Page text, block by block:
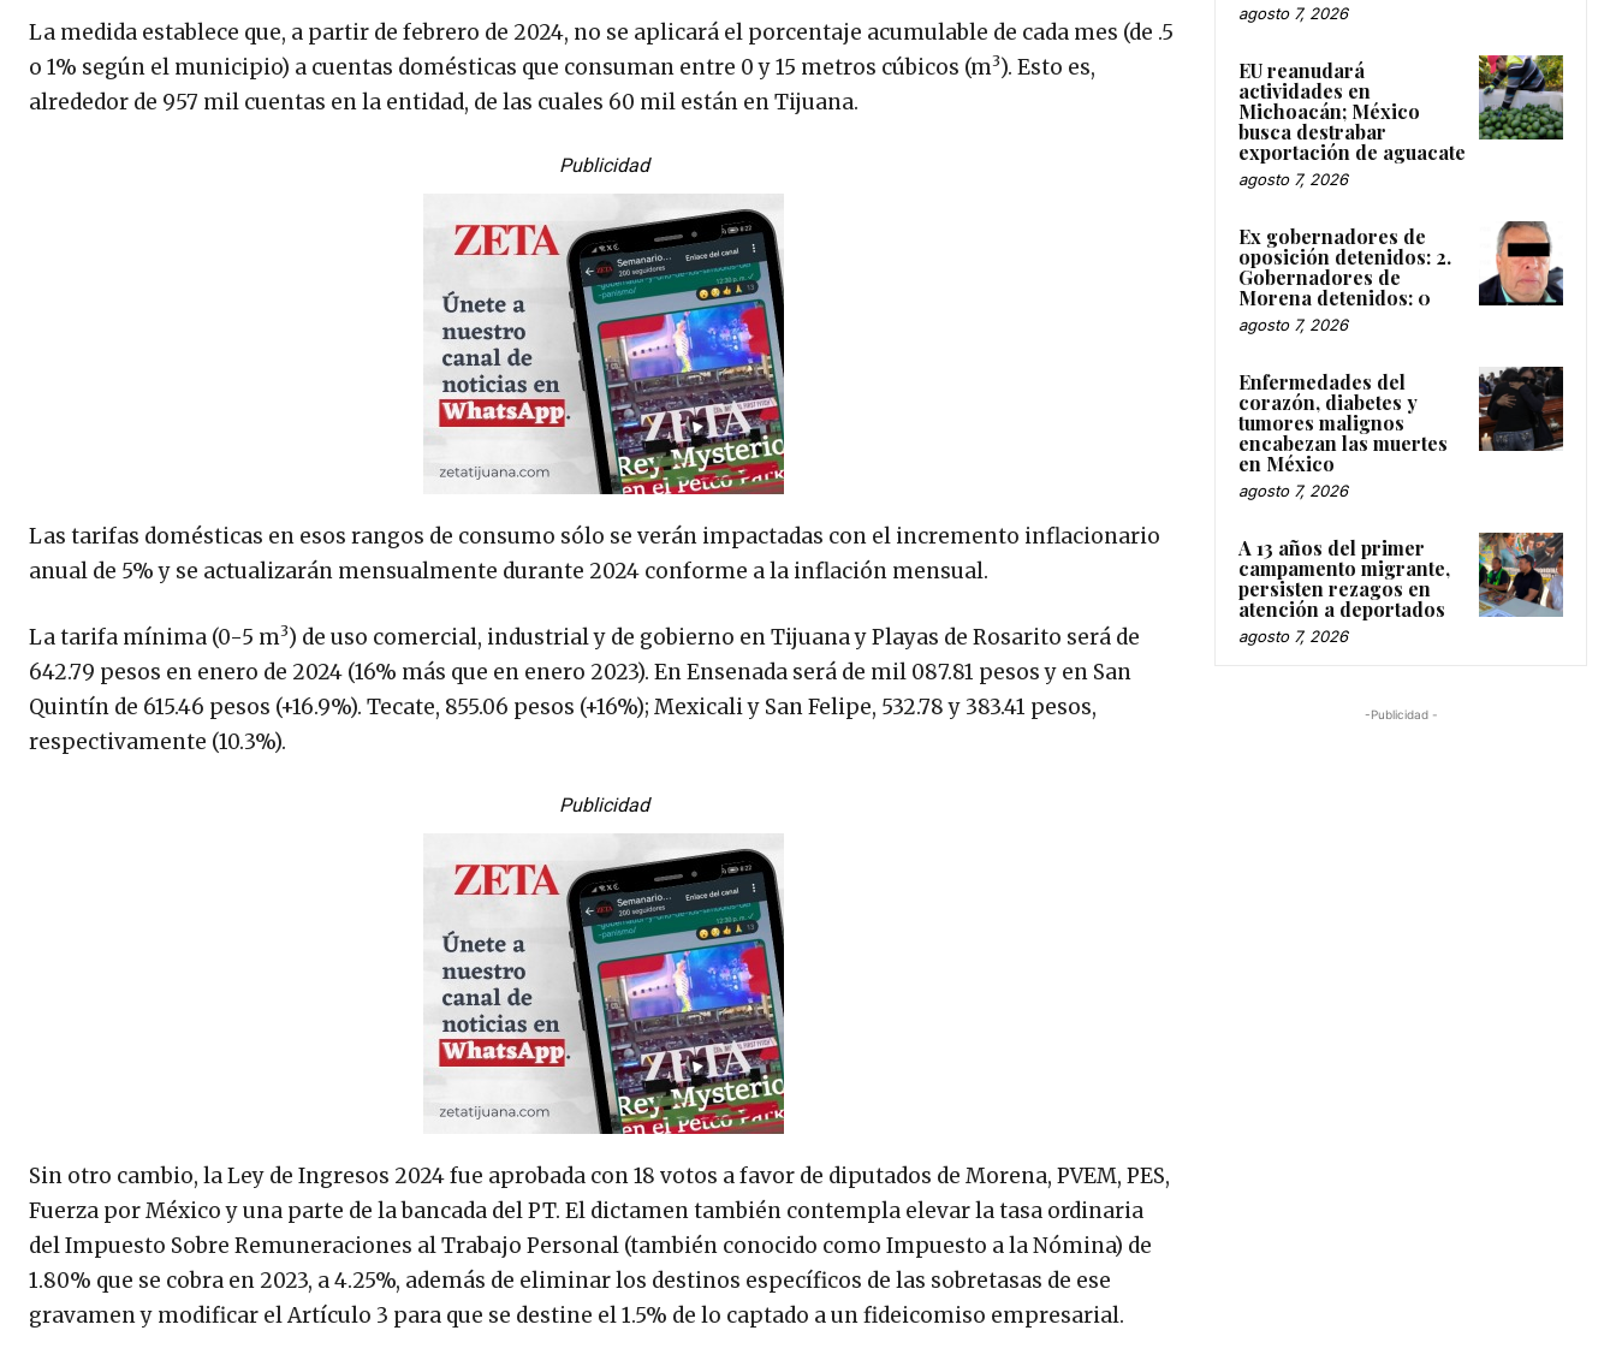
La medida establece que, a partir de febrero de 2024, no se aplicará el porcentaje acumulable de cada mes (de .5
o 1% según el municipio) a cuentas domésticas que consuman entre 0 y 15 metros cúbicos (m3). Esto es,
alrededor de 957 mil cuentas en la entidad, de las cuales 60 mil están en Tijuana.
Publicidad
Las tarifas domésticas en esos rangos de consumo sólo se verán impactadas con el incremento inflacionario
anual de 5% y se actualizarán mensualmente durante 2024 conforme a la inflación mensual.
La tarifa mínima (0-5 m3) de uso comercial, industrial y de gobierno en Tijuana y Playas de Rosarito será de
642.79 pesos en enero de 2024 (16% más que en enero 2023). En Ensenada será de mil 087.81 pesos y en San
Quintín de 615.46 pesos (+16.9%). Tecate, 855.06 pesos (+16%); Mexicali y San Felipe, 532.78 y 383.41 pesos,
respectivamente (10.3%).
Publicidad
Sin otro cambio, la Ley de Ingresos 2024 fue aprobada con 18 votos a favor de diputados de Morena, PVEM, PES,
Fuerza por México y una parte de la bancada del PT. El dictamen también contempla elevar la tasa ordinaria
del Impuesto Sobre Remuneraciones al Trabajo Personal (también conocido como Impuesto a la Nómina) de
1.80% que se cobra en 2023, a 4.25%, además de eliminar los destinos específicos de las sobretasas de ese
gravamen y modificar el Artículo 3 para que se destine el 1.5% de lo captado a un fideicomiso empresarial.
agosto 7, 2026
EU reanudará
actividades en
Michoacán; México
busca destrabar
exportación de aguacate
agosto 7, 2026
Ex gobernadores de
oposición detenidos: 2.
Gobernadores de
Morena detenidos: 0
agosto 7, 2026
Enfermedades del
corazón, diabetes y
tumores malignos
encabezan las muertes
en México
agosto 7, 2026
A 13 años del primer
campamento migrante,
persisten rezagos en
atención a deportados
agosto 7, 2026
-Publicidad -